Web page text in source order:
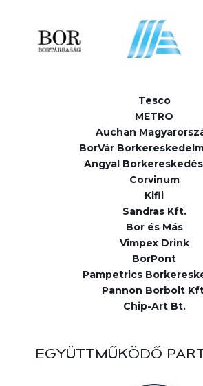
Tesco
METRO
Auchan
BorVár
Angyal
Corvinum
Kifli
Sandras Kft.
Bor és Más
Vimpex Drink
BorPont
Pampetrics
Pannon Borbolt
Chip-Art Bt.
EGYÜTTMŰKÖDŐ